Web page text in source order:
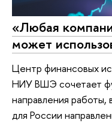
«Любая
может
Центр финансовых
НИУ ВШЭ сочетает
направления работы,
для России